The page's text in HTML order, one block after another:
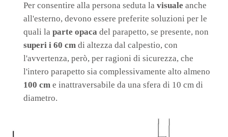
Per consentire alla persona seduta la visuale anche
all'esterno, devono essere preferite soluzioni per le
quali la parte opaca del parapetto, se presente, non
superi i 60 cm di altezza dal calpestio, con
l'avvertenza, però, per ragioni di sicurezza, che
l'intero parapetto sia complessivamente alto almeno
100 cm e inattraversabile da una sfera di 10 cm di
diametro.